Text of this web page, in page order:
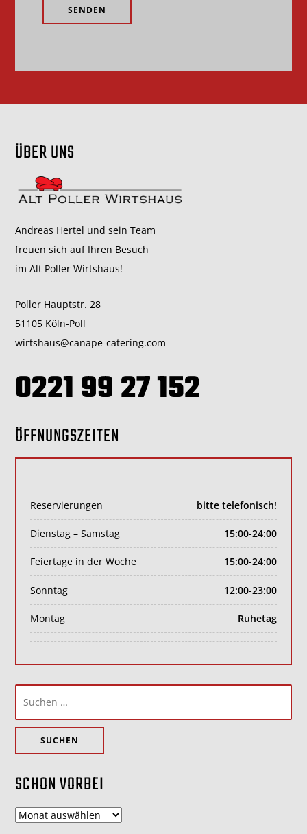
ÜBER UNS
Andreas Hertel und sein Team
freuen sich auf Ihren Besuch
im Alt Poller Wirtshaus!
Poller Hauptstr. 28
51105 Köln-Poll
wirtshaus@canape-catering.com
0221 99 27 152
ÖFFNUNGSZEITEN
Reservierungen bitte telefonisch!
Dienstag – Samstag 15:00-24:00
Feiertage in der Woche 15:00-24:00
Sonntag 12:00-23:00
Montag Ruhetag
SCHON VORBEI
schon